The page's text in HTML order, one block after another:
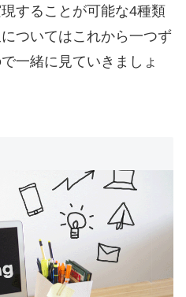
することが可能な4種類
ついてはこれから一つず
一緒に見ていきましょ